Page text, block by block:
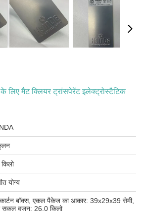
के लिए मैट क्लियर ट्रांसपेरेंट इलेक्ट्रोस्टैटिक
योग्य
बॉक्स, एकल पैकेज का आकार: 39x29x39 सेमी,
वजन: 26.0 किलो